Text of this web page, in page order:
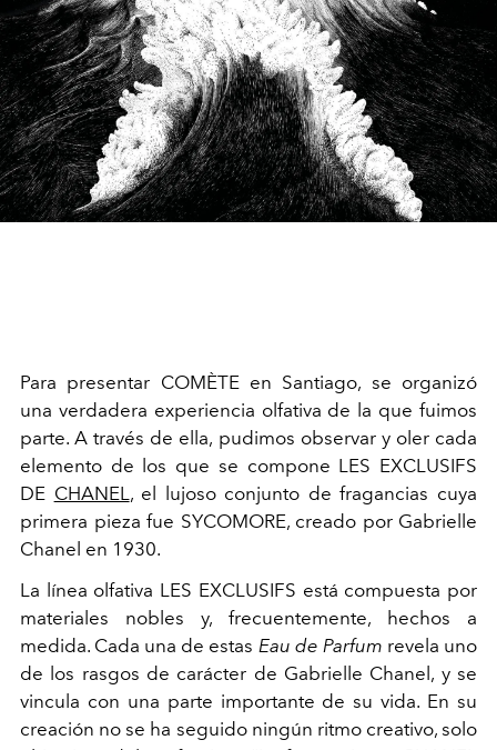
Para presentar COMÈTE en Santiago, se organizó
una verdadera experiencia olfativa de la que fuimos
parte. A través de ella, pudimos observar y oler cada
elemento de los que se compone LES EXCLUSIFS
DE CHANEL, el lujoso conjunto de fragancias cuya
primera pieza fue SYCOMORE, creado por Gabrielle
Chanel en 1930.
La línea olfativa LES EXCLUSIFS está compuesta por
materiales nobles y, frecuentemente, hechos a
medida. Cada una de estas Eau de Parfum revela uno
de los rasgos de carácter de Gabrielle Chanel, y se
vincula con una parte importante de su vida. En su
creación no se ha seguido ningún ritmo creativo, solo